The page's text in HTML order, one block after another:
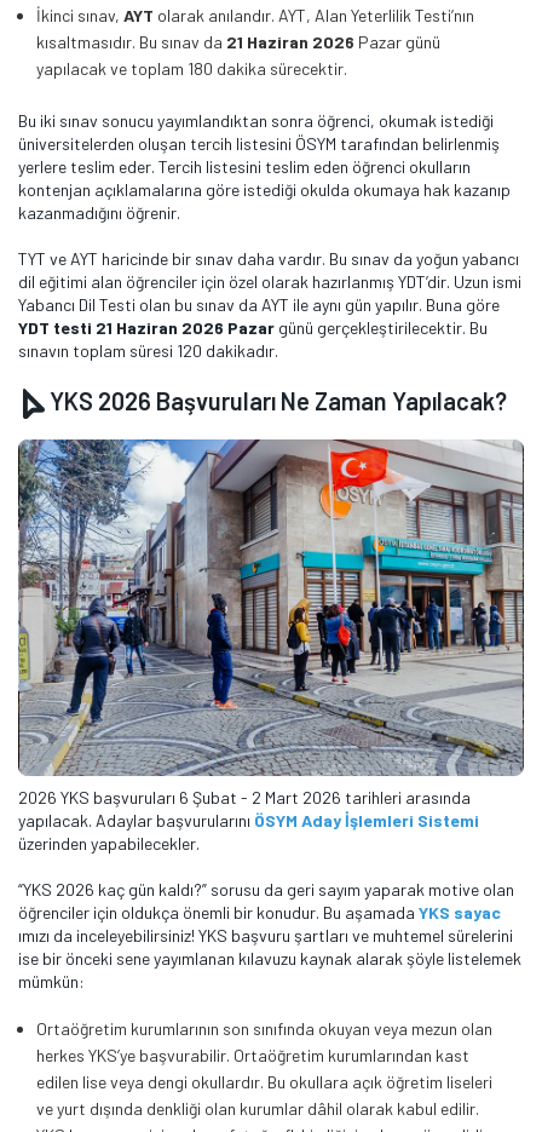
İkinci sınav, AYT olarak anılandır. AYT, Alan Yeterlilik Testi’nın
kısaltmasıdır. Bu sınav da 21 Haziran 2026 Pazar günü
yapılacak ve toplam 180 dakika sürecektir.
Bu iki sınav sonucu yayımlandıktan sonra öğrenci, okumak istediği
üniversitelerden oluşan tercih listesini ÖSYM tarafından belirlenmiş
yerlere teslim eder. Tercih listesini teslim eden öğrenci okulların
kontenjan açıklamalarına göre istediği okulda okumaya hak kazanıp
kazanmadığını öğrenir.
TYT ve AYT haricinde bir sınav daha vardır. Bu sınav da yoğun yabancı
dil eğitimi alan öğrenciler için özel olarak hazırlanmış YDT’dir. Uzun ismi
Yabancı Dil Testi olan bu sınav da AYT ile aynı gün yapılır. Buna göre
YDT testi 21 Haziran 2026 Pazar günü gerçekleştirilecektir. Bu
sınavın toplam süresi 120 dakikadır.
YKS 2026 Başvuruları Ne Zaman Yapılacak?
2026 YKS başvuruları 6 Şubat - 2 Mart 2026 tarihleri arasında
yapılacak. Adaylar başvurularını ÖSYM Aday İşlemleri Sistemi
üzerinden yapabilecekler.
“YKS 2026 kaç gün kaldı?” sorusu da geri sayım yaparak motive olan
öğrenciler için oldukça önemli bir konudur. Bu aşamada YKS sayac
ımızı da inceleyebilirsiniz! YKS başvuru şartları ve muhtemel sürelerini
ise bir önceki sene yayımlanan kılavuzu kaynak alarak şöyle listelemek
mümkün:
Ortaöğretim kurumlarının son sınıfında okuyan veya mezun olan
herkes YKS’ye başvurabilir. Ortaöğretim kurumlarından kast
edilen lise veya dengi okullardır. Bu okullara açık öğretim liseleri
ve yurt dışında denkliği olan kurumlar dâhil olarak kabul edilir.